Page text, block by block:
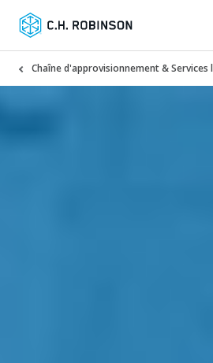
Chaîne d'approvisionnement & Services